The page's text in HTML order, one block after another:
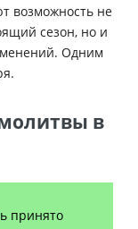
возможность не
сезон, но и
Одним
в
принято